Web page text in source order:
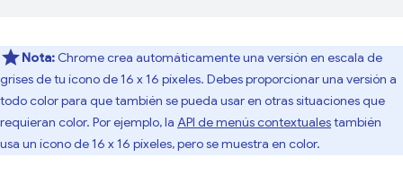
Nota: Chrome crea automáticamente una versión en escala de
grises de tu ícono de 16 x 16 píxeles. Debes proporcionar una versión a
todo color para que también se pueda usar en otras situaciones que
requieran color. Por ejemplo, la API de menús contextualestambién
usa un ícono de 16 x 16 píxeles, pero se muestra en color.